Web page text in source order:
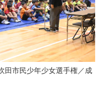
田市民少年少女選手権／成